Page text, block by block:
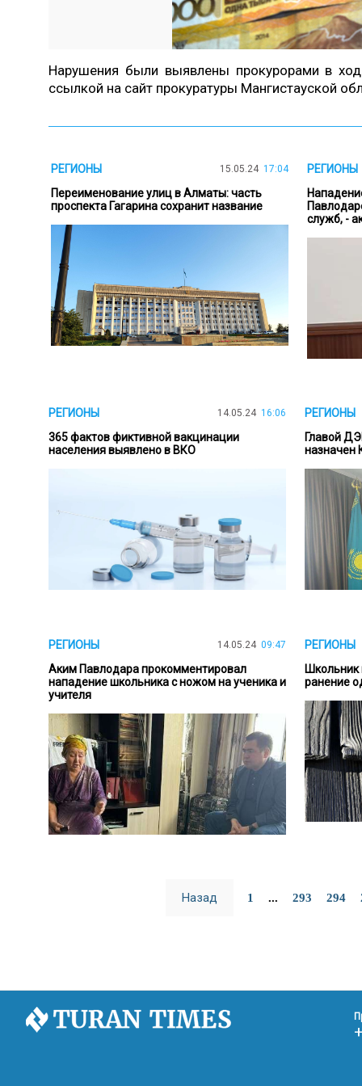
Нарушения были выявлены прокурорами в
ссылкой на сайт прокуратуры Мангистауской
РЕГИОНЫ 15.05.24 17:04
Переименование улиц в Алматы: часть
проспекта Гагарина сохранит название
РЕГИОНЫ
служб, -
РЕГИОНЫ 14.05.24 16:06
365 фактов фиктивной вакцинации
населения выявлено в ВКО
РЕГИОНЫ
Главой
назначен
РЕГИОНЫ 14.05.24 09:47
Аким Павлодара прокомментировал
нападение школьника с ножом на ученика и
учителя
РЕГИОНЫ
Школьник
ранение
Назад 1 ... 293 294